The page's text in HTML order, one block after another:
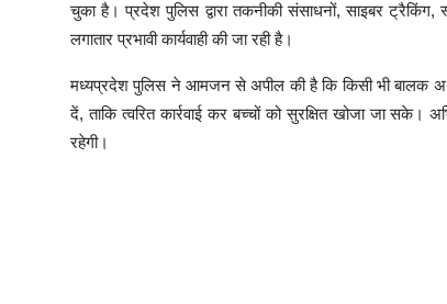
चुका है। प्रदेश पुलिस द्वारा तकनीकी संसाधनों, साइबर
लगातार प्रभावी कार्यवाही की जा रही है।
मध्यप्रदेश पुलिस ने आमजन से अपील की है कि किसी भी बालक
दें, ताकि त्वरित कार्रवाई कर बच्चों को सुरक्षित खोजा जा सके।
रहेगी।